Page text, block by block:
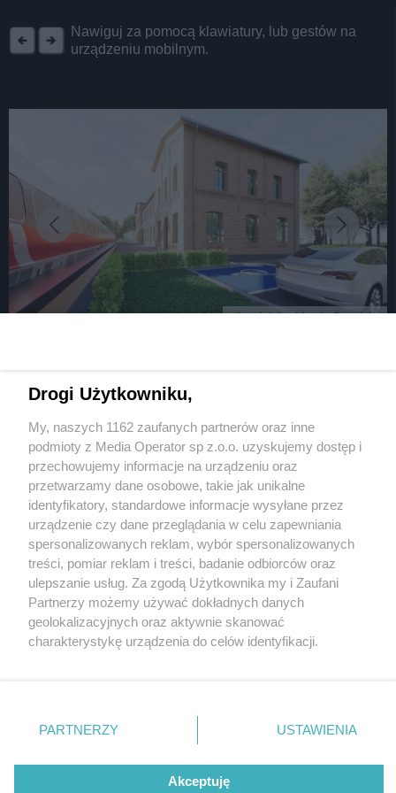
Nawiguj za pomocą klawiatury, lub gestów na
urządzeniu mobilnym.
fot: źródło: Marcin Bazylak
zostać wyremontowany. To 3 lata później niż
zapowiadano
5 / 13
Dąbrowa Górnicza-
Ząbkowice. Dworzec
kolejowy – rewitalizacja –
wizualizacja. Czerwiec 2026
Wydawca mediów lokalnych
Nie zapomnij
zapoznać się z:
polityką prywatności
Twojemiasto
Piekary Śląskie
Chorzów
Tarnowskie Góry
Gliwice
Skontakuj sięz nami
Kontakt
Redakcja
Newsletter
Drogi Użytkowniku,
My, naszych 1162 zaufanych partnerów oraz inne
podmioty z Media Operator sp z.o.o. uzyskujemy dostęp i
przechowujemy informacje na urządzeniu oraz
przetwarzamy dane osobowe, takie jak unikalne
identyfikatory, standardowe informacje wysyłane przez
urządzenie czy dane przeglądania w celu zapewniania
spersonalizowanych reklam, wybór spersonalizowanych
treści, pomiar reklam i treści, badanie odbiorców oraz
ulepszanie usług. Za zgodą Użytkownika my i Zaufani
Partnerzy możemy używać dokładnych danych
geolokalizacyjnych oraz aktywnie skanować
charakterystykę urządzenia do celów identyfikacji.
zmienić/wycofać klikając przycisk ustawień prywatności
znajdujący się w lewym dolnym rogu strony
rodzaje przetwarzania danych nie wymagają zgody
użytkownika, ale masz prawo sprzeciwić się takiemu
PARTNERZY USTAWIENIA
Akceptuję